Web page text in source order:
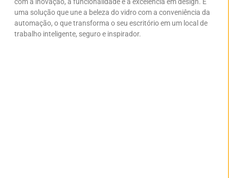
com a inovação, a funcionalidade e a excelência em design. É
uma solução que une a beleza do vidro com a conveniência da
automação, o que transforma o seu escritório em um local de
trabalho inteligente, seguro e inspirador.